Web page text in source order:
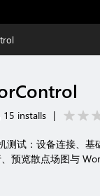
15 installs |
测试：设备连接、
预览散点场图与